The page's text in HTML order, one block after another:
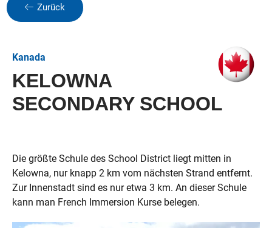
Zurück
Kanada
KELOWNA
SECONDARY SCHOOL
Die größte Schule des School District liegt mitten in
Kelowna, nur knapp 2 km vom nächsten Strand entfernt.
Zur Innenstadt sind es nur etwa 3 km. An dieser Schule
kann man French Immersion Kurse belegen.